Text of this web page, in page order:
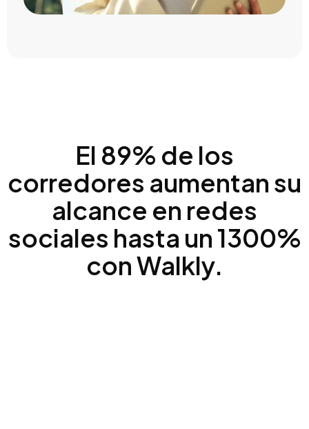
El 89% de los
corredores aumentan su
alcance en redes
sociales hasta un 1300%
con Walkly.